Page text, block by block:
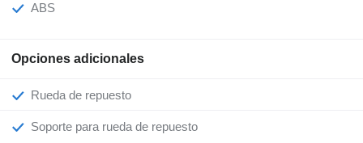
ABS
Opciones adicionales
Rueda de repuesto
Soporte para rueda de repuesto